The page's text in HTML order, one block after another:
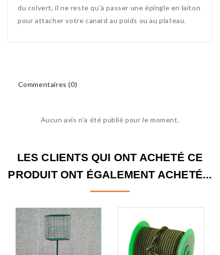
du colvert, il ne reste qu'à passer une épingle en laiton
pour attacher votre canard au poids ou au plateau.
Commentaires (0)
Aucun avis n'a été publié pour le moment.
LES CLIENTS QUI ONT ACHETÉ CE
PRODUIT ONT ÉGALEMENT ACHETÉ...